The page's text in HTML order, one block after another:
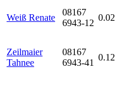
Weiß Renate
08167
6943-12
0.02
Zeilmaier
Tahnee
08167
6943-41
0.12